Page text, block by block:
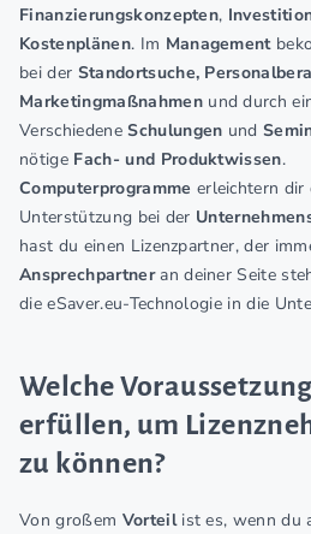
Finanzierungskonzepten,
Kostenplänen. Im Management
bei der Standortsuche,
Marketingmaßnahmenund durch
VerschiedeneSchulungen und
nötige Fach- und Produktwissen.
Computerprogramme erleichtern dir
Unterstützung bei der
hast du einen Lizenzpartner, der
Ansprechpartneran deiner Seite
die eSaver.eu-Technologie in die
Welche
erfüllen, um
zu können?
Von großem Vorteilist es, wenn du